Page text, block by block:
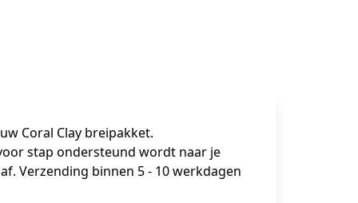
Coral Clay breipakket.
stap ondersteund wordt naar je
Verzending binnen 5 - 10 werkdagen